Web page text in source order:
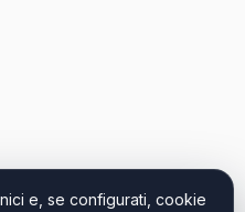
e, se configurati, cookie